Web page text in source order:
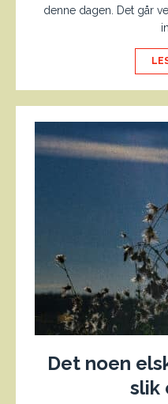
denne dagen. Det går
Det noen
slik